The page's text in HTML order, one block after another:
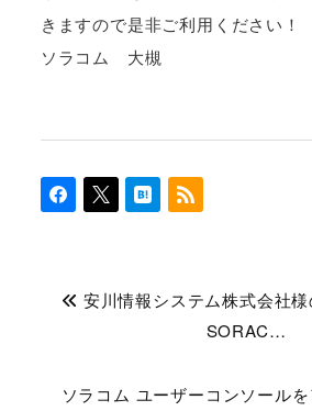
きますので是非ご利用ください！
ソラコム 大槻
安川情報システム株式会社
SORAC…
ソラコム ユーザーコンソール